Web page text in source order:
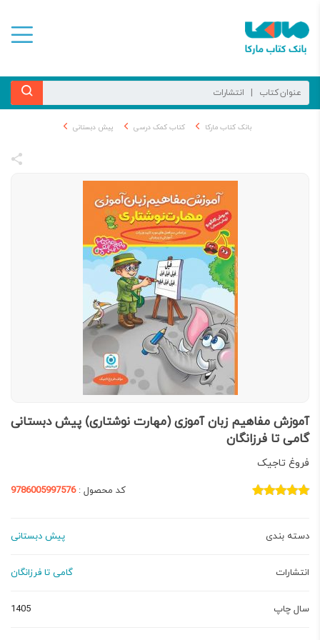
بانک کتاب مارکا کتاب کمک درسی پیش ‌دبستانی
آموزش مفاهیم زبان آموزی (مهارت نوشتاری) پیش دبستانی
گامی تا فرزانگان
فروغ تاجیک
کد محصول :9786005997576
دسته بندی پیش ‌دبستانی
انتشارات گامی تا فرزانگان
سال چاپ 1405